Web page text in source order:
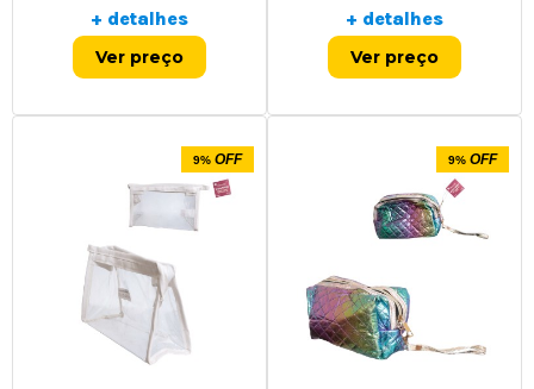
+ detalhes
Ver preço
+ detalhes
Ver preço
9% OFF 9% OFF